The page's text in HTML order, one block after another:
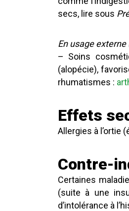
secs, lire sous
En usage
– Soins
(alopécie),
rhumatismes :
Effets
Allergies à l’ortie
Contre-
Certaines
(suite à une
d’intolérance à